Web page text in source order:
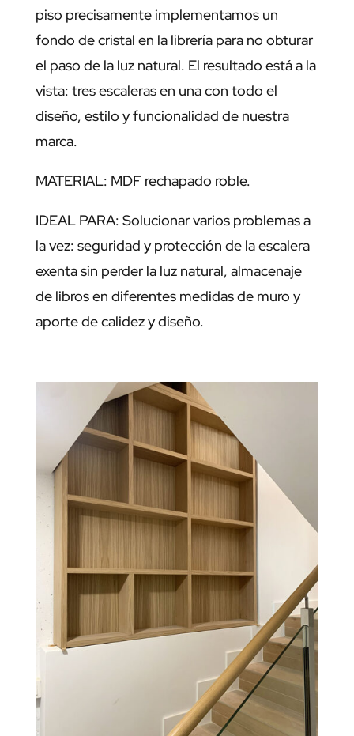
piso precisamente implementamos un
fondo de cristal en la librería para no obturar
el paso de la luz natural. El resultado está a la
vista: tres escaleras en una con todo el
diseño, estilo y funcionalidad de nuestra
marca.
MATERIAL: MDF rechapado roble.
IDEAL PARA: Solucionar varios problemas a
la vez: seguridad y protección de la escalera
exenta sin perder la luz natural, almacenaje
de libros en diferentes medidas de muro y
aporte de calidez y diseño.